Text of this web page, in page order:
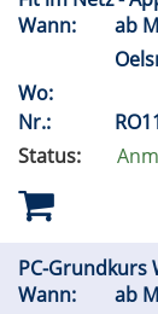
Wann:
ab
Wo:
Nr.:
Status:
PC-Grundkurs
Wann:
ab